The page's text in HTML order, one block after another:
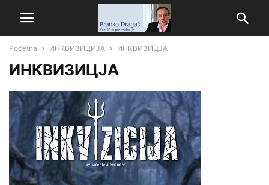
Početna ИНКВИЗИЦИЈА ИНКВИЗИЦЈА
ИНКВИЗИЦЈА